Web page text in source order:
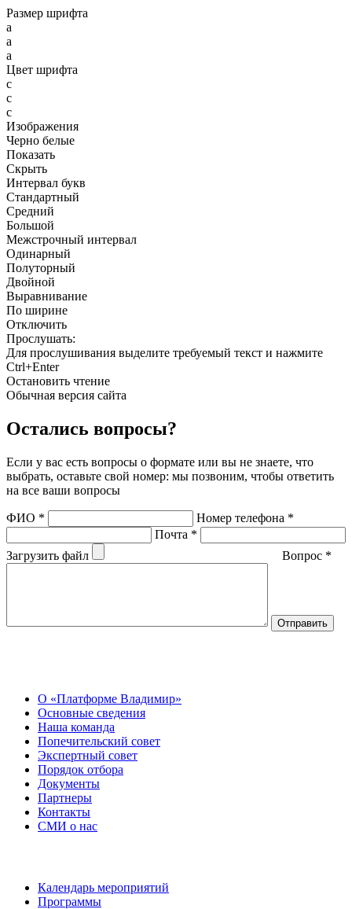
Размер шрифта
a
a
a
Цвет шрифта
c
c
c
Изображения
Черно белые
Показать
Скрыть
Интервал букв
Стандартный
Средний
Большой
Межстрочный интервал
Одинарный
Полуторный
Двойной
Выравнивание
По ширине
Отключить
Прослушать:
Для прослушивания выделите требуемый текст и нажмите
Ctrl+Enter
Остановить чтение
Обычная версия сайта
Остались вопросы?
Если у вас есть вопросы о формате или вы не знаете, что
выбрать, оставьте свой номер: мы позвоним, чтобы ответить
на все ваши вопросы
ФИО * Номер телефона *
Почта *
Загрузить файл
Вопрос *
О «Платформе Владимир»
Основные сведения
Наша команда
Попечительский совет
Экспертный совет
Порядок отбора
Документы
Партнеры
Контакты
СМИ о нас
Календарь мероприятий
Программы